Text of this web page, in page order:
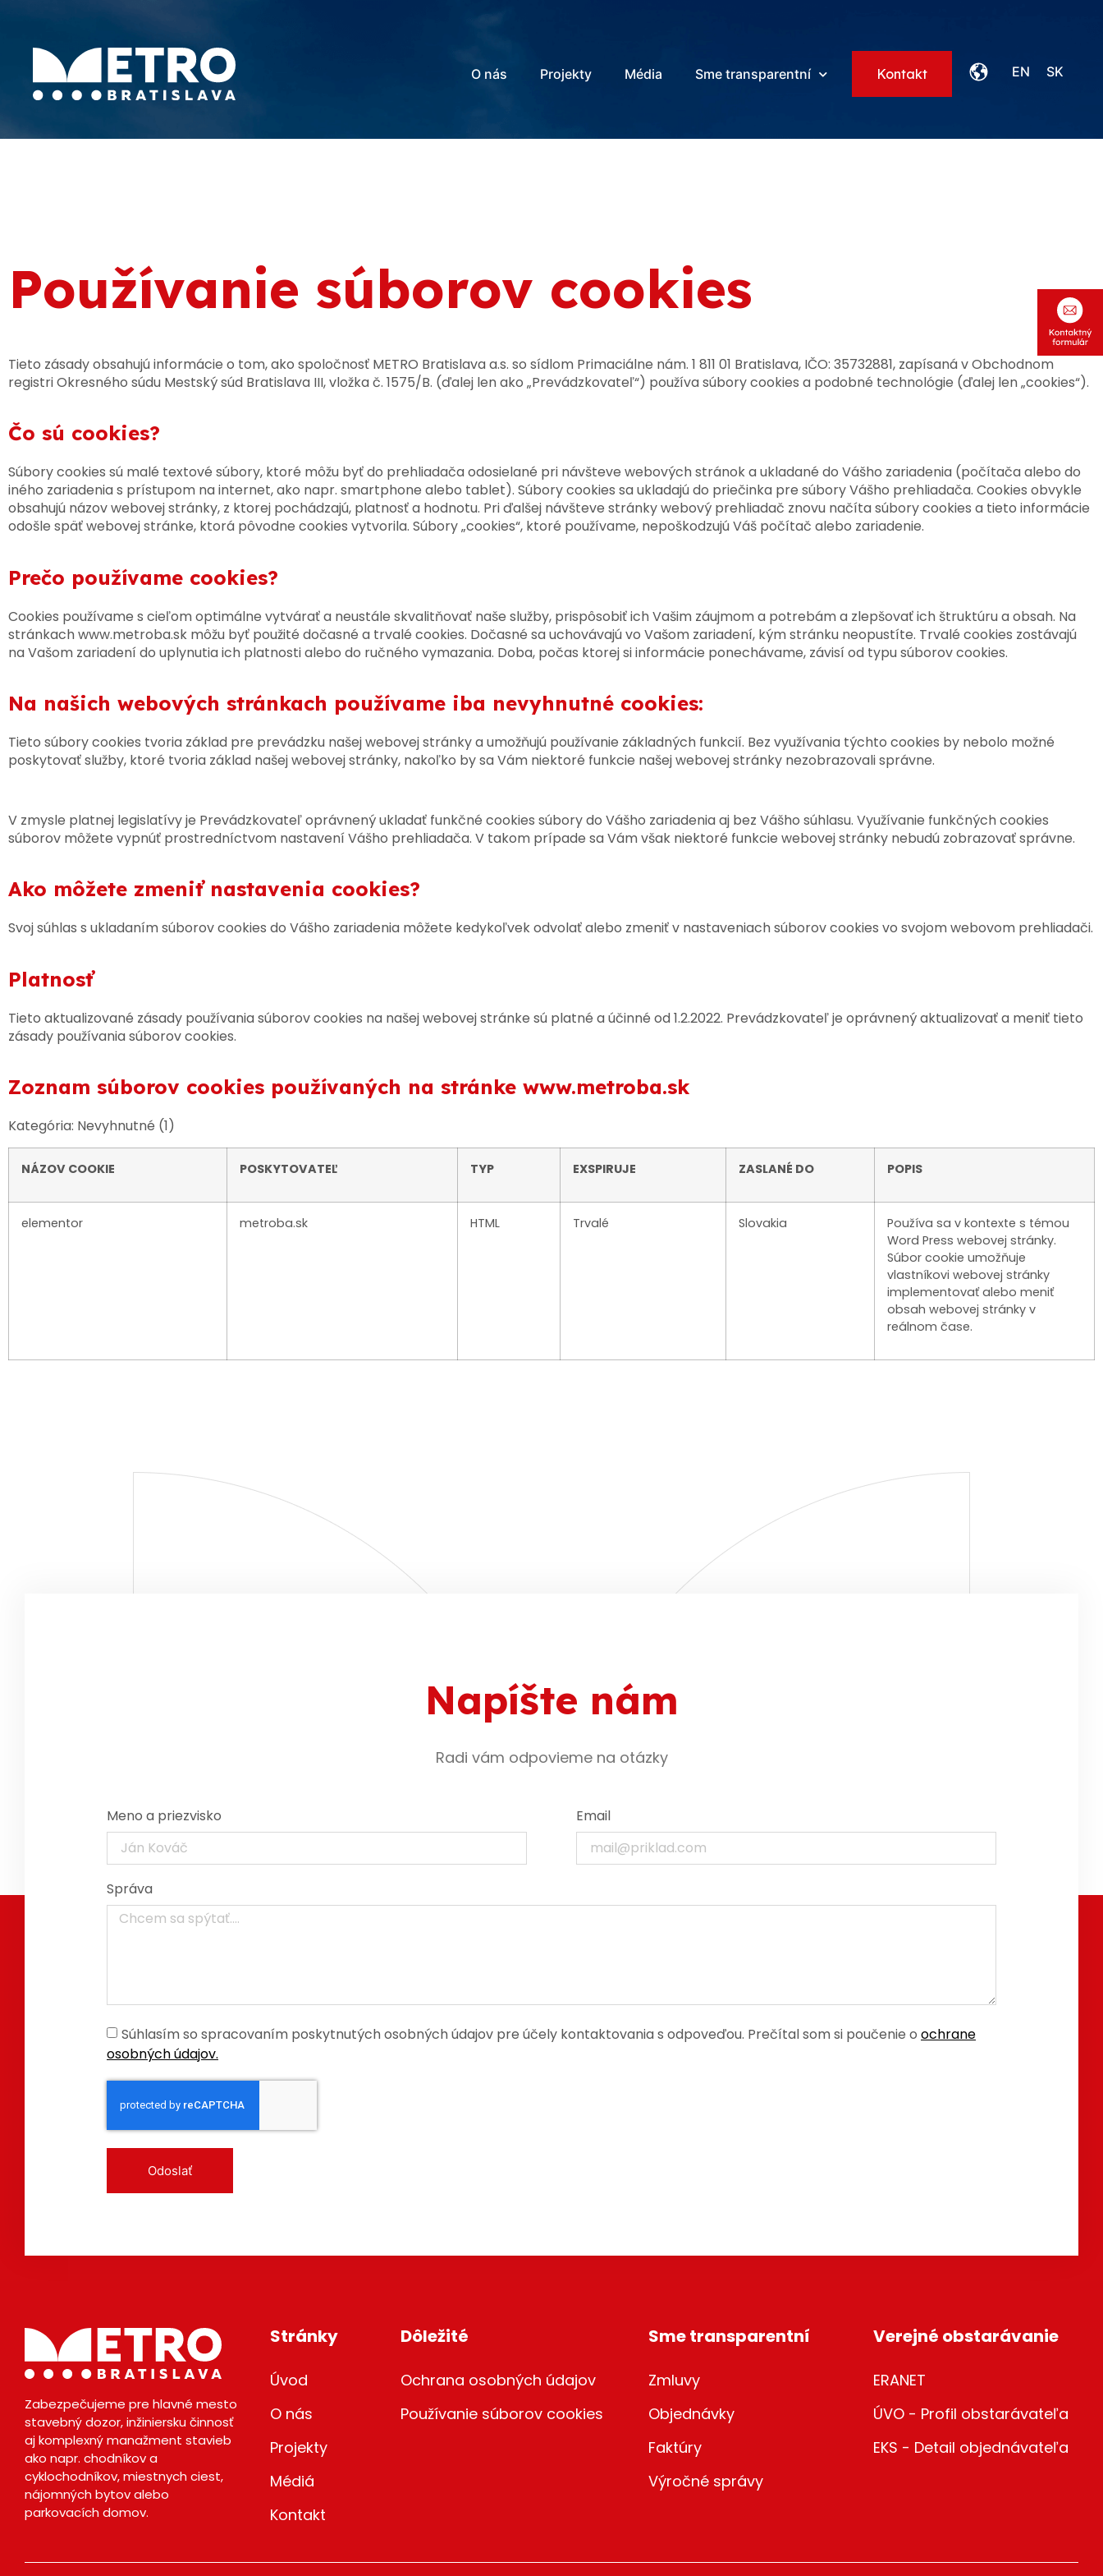
O nás Projekty Média Sme transparentní Kontakt EN SK
Používanie súborov cookies
Tieto zásady obsahujú informácie o tom, ako spoločnosť METRO Bratislava a.s. so sídlom Primaciálne nám. 1 811 01 Bratislava, IČO: 35732881, zapísaná v Obchodnom
registri Okresného súdu Mestský súd Bratislava III, vložka č. 1575/B. (ďalej len ako „Prevádzkovateľ“) používa súbory cookies a podobné technológie (ďalej len „cookies“).
Čo sú cookies?
Súbory cookies sú malé textové súbory, ktoré môžu byť do prehliadača odosielané pri návšteve webových stránok a ukladané do Vášho zariadenia (počítača alebo do
iného zariadenia s prístupom na internet, ako napr. smartphone alebo tablet). Súbory cookies sa ukladajú do priečinka pre súbory Vášho prehliadača. Cookies obvykle
obsahujú názov webovej stránky, z ktorej pochádzajú, platnosť a hodnotu. Pri ďalšej návšteve stránky webový prehliadač znovu načíta súbory cookies a tieto informácie
odošle späť webovej stránke, ktorá pôvodne cookies vytvorila. Súbory „cookies“, ktoré používame, nepoškodzujú Váš počítač alebo zariadenie.
Prečo používame cookies?
Cookies používame s cieľom optimálne vytvárať a neustále skvalitňovať naše služby, prispôsobiť ich Vašim záujmom a potrebám a zlepšovať ich štruktúru a obsah. Na
stránkach www.metroba.sk môžu byť použité dočasné a trvalé cookies. Dočasné sa uchovávajú vo Vašom zariadení, kým stránku neopustíte. Trvalé cookies zostávajú
na Vašom zariadení do uplynutia ich platnosti alebo do ručného vymazania. Doba, počas ktorej si informácie ponechávame, závisí od typu súborov cookies.
Na našich webových stránkach používame iba nevyhnutné cookies:
Tieto súbory cookies tvoria základ pre prevádzku našej webovej stránky a umožňujú používanie základných funkcií. Bez využívania týchto cookies by nebolo možné
poskytovať služby, ktoré tvoria základ našej webovej stránky, nakoľko by sa Vám niektoré funkcie našej webovej stránky nezobrazovali správne.
V zmysle platnej legislatívy je Prevádzkovateľ oprávnený ukladať funkčné cookies súbory do Vášho zariadenia aj bez Vášho súhlasu. Využívanie funkčných cookies
súborov môžete vypnúť prostredníctvom nastavení Vášho prehliadača. V takom prípade sa Vám však niektoré funkcie webovej stránky nebudú zobrazovať správne.
Ako môžete zmeniť nastavenia cookies?
Svoj súhlas s ukladaním súborov cookies do Vášho zariadenia môžete kedykoľvek odvolať alebo zmeniť v nastaveniach súborov cookies vo svojom webovom prehliadači.
Platnosť
Tieto aktualizované zásady používania súborov cookies na našej webovej stránke sú platné a účinné od 1.2.2022. Prevádzkovateľ je oprávnený aktualizovať a meniť tieto
zásady používania súborov cookies.
Zoznam súborov cookies používaných na stránke www.metroba.sk
Kategória: Nevyhnutné (1)
NÁZOV COOKIE POSKYTOVATEĽ TYP EXSPIRUJE ZASLANÉ DO POPIS
elementor metroba.sk HTML Trvalé Slovakia
Používa sa v kontexte s témou
Word Press webovej stránky.
Súbor cookie umožňuje
vlastníkovi webovej stránky
implementovať alebo meniť
obsah webovej stránky v
reálnom čase.
Napíšte nám
Radi vám odpovieme na otázky
Meno a priezvisko Email
Správa
Súhlasím so spracovaním poskytnutých osobných údajov pre účely kontaktovania s odpoveďou. Prečítal som si poučenie o ochrane
osobných údajov.
Odoslať
Zabezpečujeme pre hlavné mesto
stavebný dozor, inžiniersku činnosť
aj komplexný manažment stavieb
ako napr. chodníkov a
cyklochodníkov, miestnych ciest,
nájomných bytov alebo
parkovacích domov.
Stránky
Úvod
O nás
Projekty
Médiá
Kontakt
Dôležité
Ochrana osobných údajov
Používanie súborov cookies
Sme transparentní
Zmluvy
Objednávky
Faktúry
Výročné správy
Verejné obstarávanie
ERANET
ÚVO - Profil obstarávateľa
EKS - Detail objednávateľa